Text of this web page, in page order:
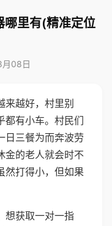
哪里有(精准定位
08日
来越好，村里别
都有小车。村民们
日三餐为而奔波劳
金的老人就会时不
然打得小，但如果
想获取一对一指